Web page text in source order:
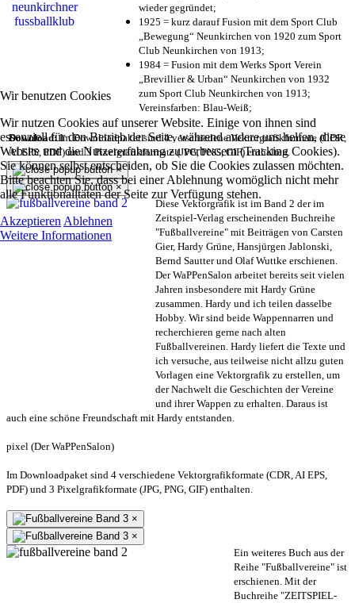
Wir benutzen Cookies
Wir nutzen Cookies auf unserer Website. Einige von ihnen sind
essenziell für den Betrieb der Seite, während andere uns helfen, diese
Website und die Nutzererfahrung zu verbessern (Tracking Cookies).
Sie können selbst entscheiden, ob Sie die Cookies zulassen möchten.
Bitte beachten Sie, dass bei einer Ablehnung womöglich nicht mehr
alle Funktionalitäten der Seite zur Verfügung stehen.
Akzeptieren Ablehnen
Weitere Informationen
wieder gegründet;
1925 = kurz darauf Fusion mit dem Sport Club
„Bewegung“ Neunkirchen von 1920 zum Sport
Club Neunkirchen von 1913;
1984 = Fusion mit dem Werks Sport Verein
„Brevillier & Urban“ Neunkirchen von 1932
zum Sport Club Neunkirchen von 1913;
Vereinsfarben: Blau-Weiß;
Download:Im Downloadpaket sind 4 verschiedene Vektorgrafikformate (CDR,
AI EPS, PDF) und 3 Pixelgrafikformate (JPG, PNG, GIF) enthalten.
×
×
Diese Vektorgrafik ist im Band 2 der im
Zeitspiel-Verlag erscheinenden Buchreihe
"Fußballvereine" mit Beiträgen von Carsten
Gier, Hardy Grüne, Hansjürgen Jablonski,
Bernd Sautter und Olaf Wuttke erschienen.
Der WaPPenSalon arbeitet bereits seit vielen
Jahren insbesondere mit Hardy Grüne
zusammen. Hardy und ich teilen dasselbe
Hobby. Wir sind beide Wappennarren und
recherchieren gerne nach alten
Fußballvereinen. Hardy liefert die Texte und
ich versuche, aus teilweise nicht allzu guten
Vorlagen eine Vektorgrafik zu erstellen, um
der Nachwelt die Geschichten der Vereine
und ihrer Wappen zu erhalten. Daraus ist
auch eine schöne Freundschaft mit Hardy entstanden.
pixel (Der WaPPenSalon)
Im Downloadpaket sind 4 verschiedene Vektorgrafikformate (CDR, AI EPS,
PDF) und 3 Pixelgrafikformate (JPG, PNG, GIF) enthalten.
×
×
Ein weiteres Buch aus der
Reihe "Fußballvereine" ist
erschienen. Mit der
Buchreihe "ZEITSPIEL-